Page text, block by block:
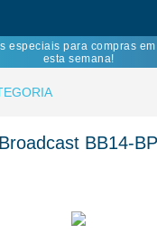
especiais para compras
esta semana!
BB14-